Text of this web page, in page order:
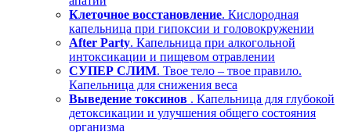
Клеточное восстановление. Кислородная
капельница при гипоксии и головокружении
After Party. Капельница при алкогольной
интоксикации и пищевом отравлении
СУПЕР СЛИМ. Твое тело – твое правило.
Капельница для снижения веса
Выведение токсинов . Капельница для глубокой
детоксикации и улучшения общего состояния
организма